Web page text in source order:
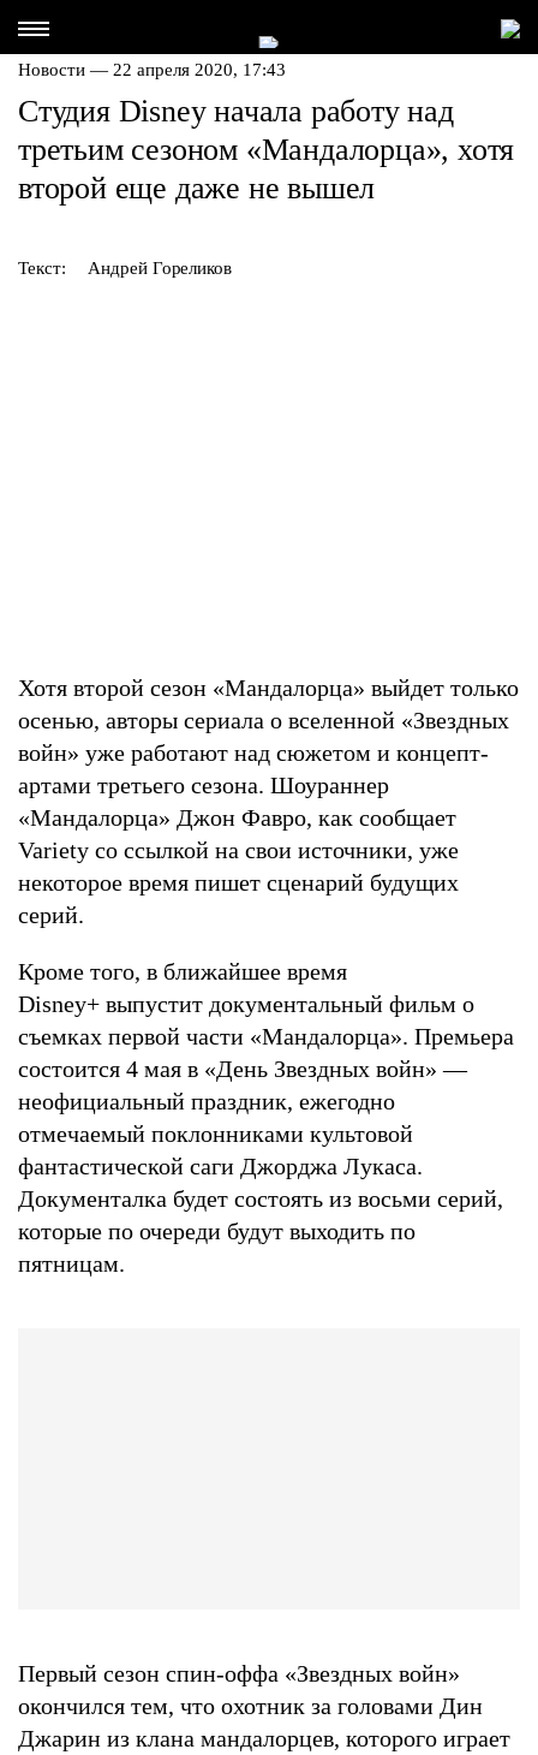
Новости — 22 апреля 2020, 17:43
Студия Disney начала работу над
третьим сезоном «Мандалорца», хотя
второй еще даже не вышел
Текст: Андрей Гореликов
Хотя второй сезон «Мандалорца» выйдет только
осенью, авторы сериала о вселенной «Звездных
войн» уже работают над сюжетом и концепт-
артами третьего сезона. Шоураннер
«Мандалорца» Джон Фавро, как сообщает
Variety со ссылкой на свои источники, уже
некоторое время пишет сценарий будущих
серий.
Кроме того, в ближайшее время
Disney+ выпустит документальный фильм о
съемках первой части «Мандалорца». Премьера
состоится 4 мая в «День Звездных войн» —
неофициальный праздник, ежегодно
отмечаемый поклонниками культовой
фантастической саги Джорджа Лукаса.
Документалка будет состоять из восьми серий,
которые по очереди будут выходить по
пятницам.
Первый сезон спин-оффа «Звездных войн»
окончился тем, что охотник за головами Дин
Джарин из клана мандалорцев, которого играет